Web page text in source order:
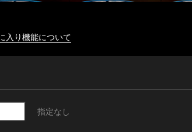
入り機能について
指定なし